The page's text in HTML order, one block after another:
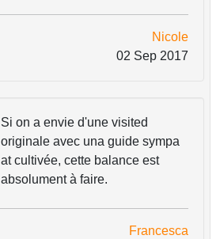
Nicole
02 Sep 2017
Si on a envie d'une visited
originale avec una guide sympa
at cultivée, cette balance est
absolument à faire.
Francesca